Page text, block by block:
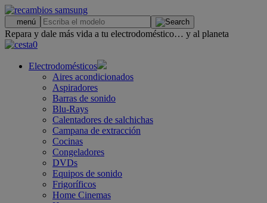
menú
Repara y dale más vida a tu electrodoméstico… y al planeta
0
Electrodomésticos
Aires acondicionados
Aspiradores
Barras de sonido
Blu-Rays
Calentadores de salchichas
Campana de extracción
Cocinas
Congeladores
DVDs
Equipos de sonido
Frigoríficos
Home Cinemas